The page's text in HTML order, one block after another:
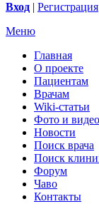
Вход | Регистрация
Меню
Главная
О проекте
Пациентам
Врачам
Wiki-статьи
Фото и видео
Новости
Поиск врача
Поиск
Форум
Чаво
Контакты